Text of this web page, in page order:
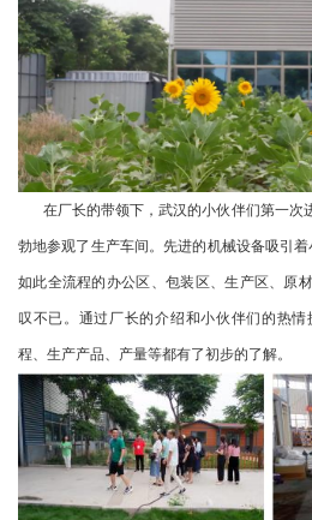
在厂长的带领下，武汉的小伙伴们第一次
勃地参观了生产车间。先进的机械设备吸引
如此全流程的办公区、包装区、生产区、原
叹不已。通过厂长的介绍和小伙伴们的热
程、生产产品、产量等都有了初步的了解。